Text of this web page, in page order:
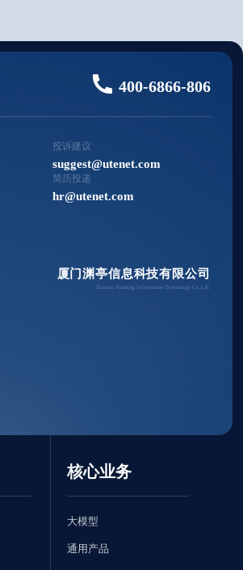
核心业务
大模型
通用产品
400-6866-806
投诉建议
suggest@utenet.com
简历投递
hr@utenet.com
厦门渊亭信息科技有限公司
Xiamen Yuanting Information Technology Co.,Ltd.